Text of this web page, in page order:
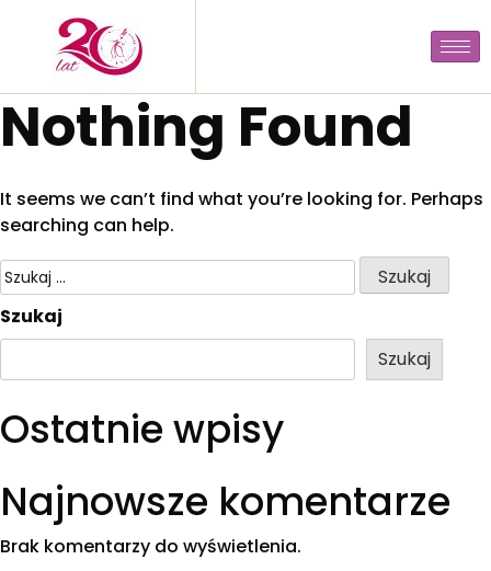
Nothing Found
It seems we can’t find what you’re looking for. Perhaps
searching can help.
Szukaj
Szukaj
Ostatnie wpisy
Najnowsze komentarze
Brak komentarzy do wyświetlenia.